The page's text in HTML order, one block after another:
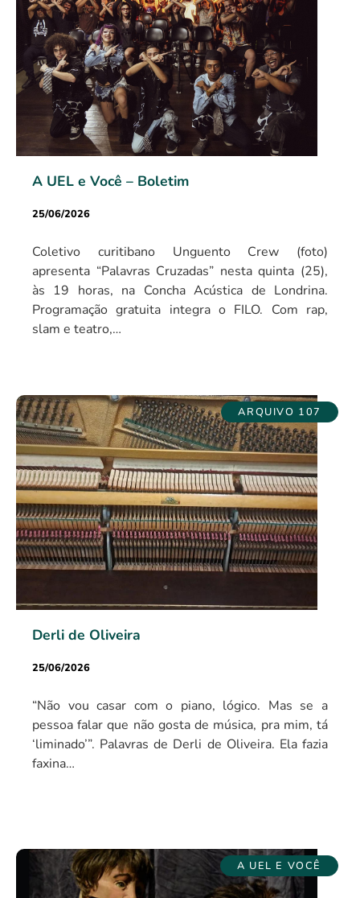
A UEL e Você – Boletim
25/06/2026
Coletivo curitibano Unguento Crew (foto)
apresenta “Palavras Cruzadas” nesta quinta (25),
às 19 horas, na Concha Acústica de Londrina.
Programação gratuita integra o FILO. Com rap,
slam e teatro,…
ARQUIVO 107
Derli de Oliveira
25/06/2026
“Não vou casar com o piano, lógico. Mas se a
pessoa falar que não gosta de música, pra mim, tá
‘liminado’”. Palavras de Derli de Oliveira. Ela fazia
faxina…
A UEL E VOCÊ